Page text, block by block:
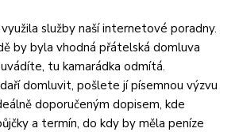
služby naší internetové poradny.
by byla vhodná přátelská domluva
tu kamarádka odmítá.
domluvit, pošlete jí písemnou výzvu
doporučeným dopisem, kde
a termín, do kdy by měla peníze